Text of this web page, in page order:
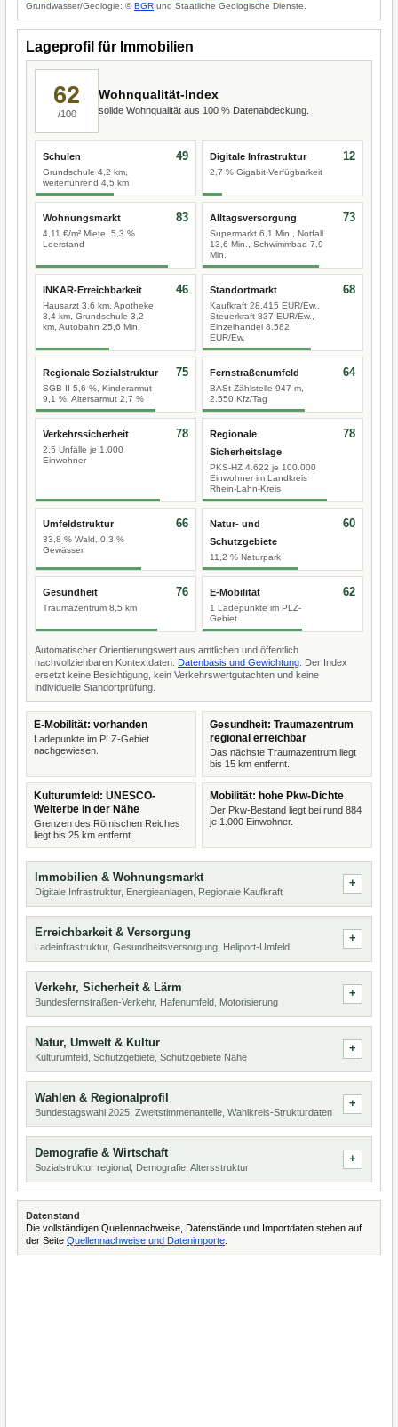
Grundwasser/Geologie: ©BGR und Staatliche Geologische Dienste.
Lageprofil für Immobilien
62
/100
Wohnqualität-Index
solide Wohnqualität aus 100 % Datenabdeckung.
Schulen
Grundschule 4,2 km,
weiterführend 4,5 km
49 Digitale Infrastruktur
2,7 % Gigabit-Verfügbarkeit
12
Wohnungsmarkt
4,11 €/m² Miete, 5,3 %
Leerstand
83 Alltagsversorgung
Supermarkt 6,1 Min., Notfall
13,6 Min., Schwimmbad 7,9
Min.
73
INKAR-Erreichbarkeit
Hausarzt 3,6 km, Apotheke
3,4 km, Grundschule 3,2
km, Autobahn 25,6 Min.
46 Standortmarkt
Kaufkraft 28.415 EUR/Ew.,
Steuerkraft 837 EUR/Ew.,
Einzelhandel 8.582
EUR/Ew.
68
Regionale Sozialstruktur
SGB II 5,6 %, Kinderarmut
9,1 %, Altersarmut 2,7 %
75 Fernstraßenumfeld
BASt-Zählstelle 947 m,
2.550 Kfz/Tag
64
Verkehrssicherheit
2,5 Unfälle je 1.000
Einwohner
78
Regionale
Sicherheitslage
PKS-HZ 4.622 je 100.000
Einwohner im Landkreis
Rhein-Lahn-Kreis
78
Umfeldstruktur
33,8 % Wald, 0,3 %
Gewässer
66
Natur- und
Schutzgebiete
11,2 % Naturpark
60
Gesundheit
Traumazentrum 8,5 km
76 E-Mobilität
1 Ladepunkte im PLZ-
Gebiet
62
Automatischer Orientierungswert aus amtlichen und öffentlich
nachvollziehbaren Kontextdaten. Datenbasis und Gewichtung . Der Index
ersetzt keine Besichtigung, kein Verkehrswertgutachten und keine
individuelle Standortprüfung.
E-Mobilität: vorhanden
Ladepunkte im PLZ-Gebiet
nachgewiesen.
Gesundheit: Traumazentrum
regional erreichbar
Das nächste Traumazentrum liegt
bis 15 km entfernt.
Kulturumfeld: UNESCO-
Welterbe in der Nähe
Grenzen des Römischen Reiches
liegt bis 25 km entfernt.
Mobilität: hohe Pkw-Dichte
Der Pkw-Bestand liegt bei rund 884
je 1.000 Einwohner.
Immobilien & Wohnungsmarkt
Digitale Infrastruktur, Energieanlagen, Regionale Kaufkraft
Erreichbarkeit & Versorgung
Ladeinfrastruktur, Gesundheitsversorgung, Heliport-Umfeld
Verkehr, Sicherheit & Lärm
Bundesfernstraßen-Verkehr, Hafenumfeld, Motorisierung
Natur, Umwelt & Kultur
Kulturumfeld, Schutzgebiete, Schutzgebiete Nähe
Wahlen & Regionalprofil
Bundestagswahl 2025, Zweitstimmenanteile, Wahlkreis-Strukturdaten
Demografie & Wirtschaft
Sozialstruktur regional, Demografie, Altersstruktur
Datenstand
Die vollständigen Quellennachweise, Datenstände und Importdaten stehen auf
der Seite Quellennachweise und Datenimporte